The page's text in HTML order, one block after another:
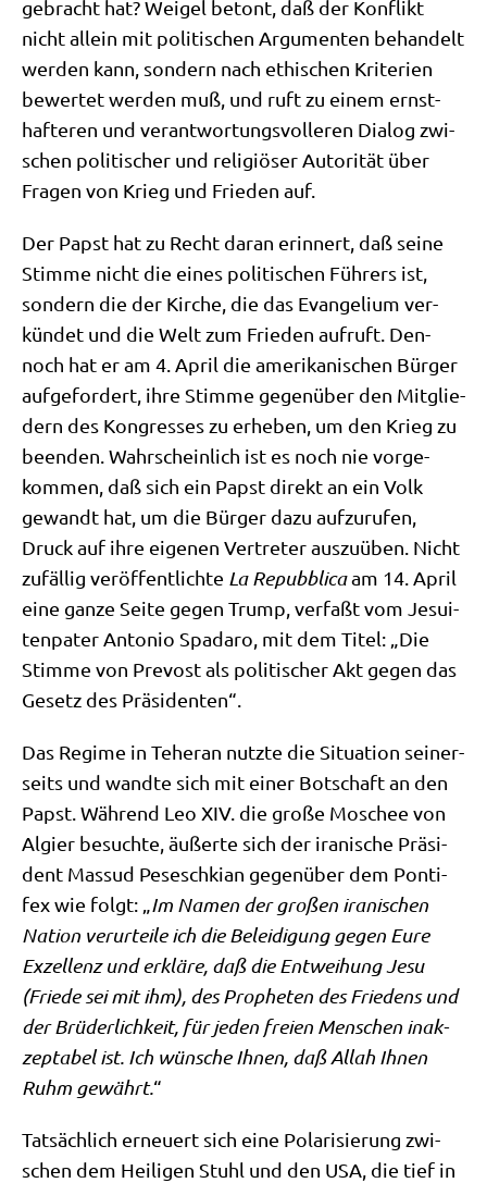
gebracht hat? Weigel betont, daß der Kon­flikt
nicht allein mit poli­ti­schen Argu­men­ten behan­delt
wer­den kann, son­dern nach ethi­schen Kri­te­ri­en
bewer­tet wer­den muß, und ruft zu einem ernst­
haf­te­ren und ver­ant­wor­tungs­vol­le­ren Dia­log zwi­
schen poli­ti­scher und reli­giö­ser Auto­ri­tät über
Fra­gen von Krieg und Frie­den auf.
Der Papst hat zu Recht dar­an erin­nert, daß sei­ne
Stim­me nicht die eines poli­ti­schen Füh­rers ist,
son­dern die der Kir­che, die das Evan­ge­li­um ver­
kün­det und die Welt zum Frie­den auf­ruft. Den­
noch hat er am 4. April die ame­ri­ka­ni­schen Bür­ger
auf­ge­for­dert, ihre Stim­me gegen­über den Mit­glie­
dern des Kon­gres­ses zu erhe­ben, um den Krieg zu
been­den. Wahr­schein­lich ist es noch nie vor­ge­
kom­men, daß sich ein Papst direkt an ein Volk
gewandt hat, um die Bür­ger dazu auf­zu­ru­fen,
Druck auf ihre eige­nen Ver­tre­ter aus­zu­üben. Nicht
zufäl­lig ver­öf­fent­lich­te La Repubbli­caam 14. April
eine gan­ze Sei­te gegen Trump, ver­faßt vom Jesui­
ten­pa­ter Anto­nio Spa­da­ro, mit dem Titel: „Die
Stim­me von Pre­vost als poli­ti­scher Akt gegen das
Gesetz des Präsidenten“.
Das Regime in Tehe­ran nutz­te die Situa­ti­on sei­ner­
seits und wand­te sich mit einer Bot­schaft an den
Papst. Wäh­rend Leo XIV. die gro­ße Moschee von
Algier besuch­te, äußer­te sich der ira­ni­sche Prä­si­
dent Mass­ud Peseschki­an gegen­über dem Pon­ti­
fex wie folgt: „Im Namen der gro­ßen ira­ni­schen
Nati­on ver­ur­tei­le ich die Belei­di­gung gegen Eure
Exzel­lenz und erklä­re, daß die Ent­wei­hung Jesu
(Frie­de sei mit ihm), des Pro­phe­ten des Frie­dens und
der Brü­der­lich­keit, für jeden frei­en Men­schen inak­
zep­ta­bel ist. Ich wün­sche Ihnen, daß Allah Ihnen
Ruhm gewährt.“
Tat­säch­lich erneu­ert sich eine Pola­ri­sie­rung zwi­
schen dem Hei­li­gen Stuhl und den USA, die tief in